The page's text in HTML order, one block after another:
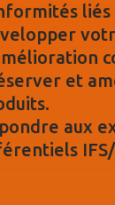
liés
et
aux
IFS/